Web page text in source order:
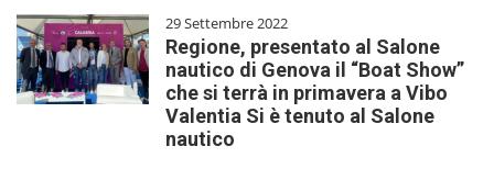
29 Settembre 2022
Regione, presentato al Salone
nautico di Genova il “Boat Show”
che si terrà in primavera a Vibo
Valentia Si è tenuto al Salone
nautico